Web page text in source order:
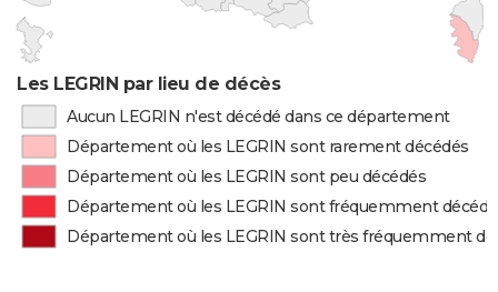
Les LEGRIN par lieu de décès
Aucun LEGRIN n'est décédé dans ce département
Département où les LEGRIN sont rarement décédés
Département où les LEGRIN sont peu décédés
Département où les LEGRIN sont fréquemment
Département où les LEGRIN sont très fréquemment